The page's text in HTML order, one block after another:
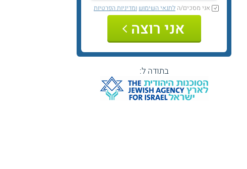
אני מסכים/הלתנאי השימוש ומדיניות הפרטיות
אני רוצה
בתודה ל: